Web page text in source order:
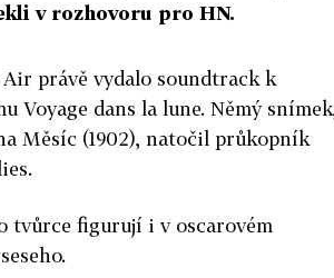
v rozhovoru pro HN.
právě vydalo soundtrack k
Voyage dans la lune. Němý
Měsíc (1902), natočil průkopník
tvůrce figurují i v oscarovém